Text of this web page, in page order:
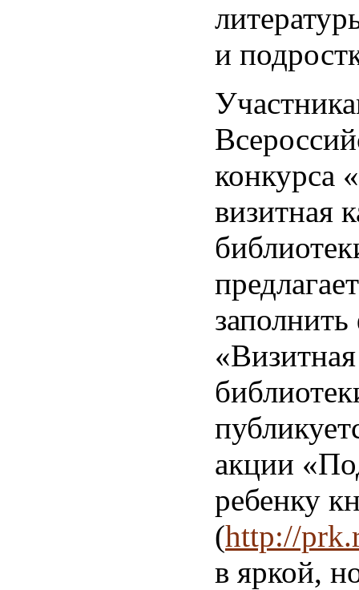
и
конкурса
визитная
акции
ребенку
(http://
в яркой,